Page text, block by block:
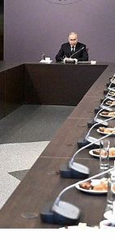
завода